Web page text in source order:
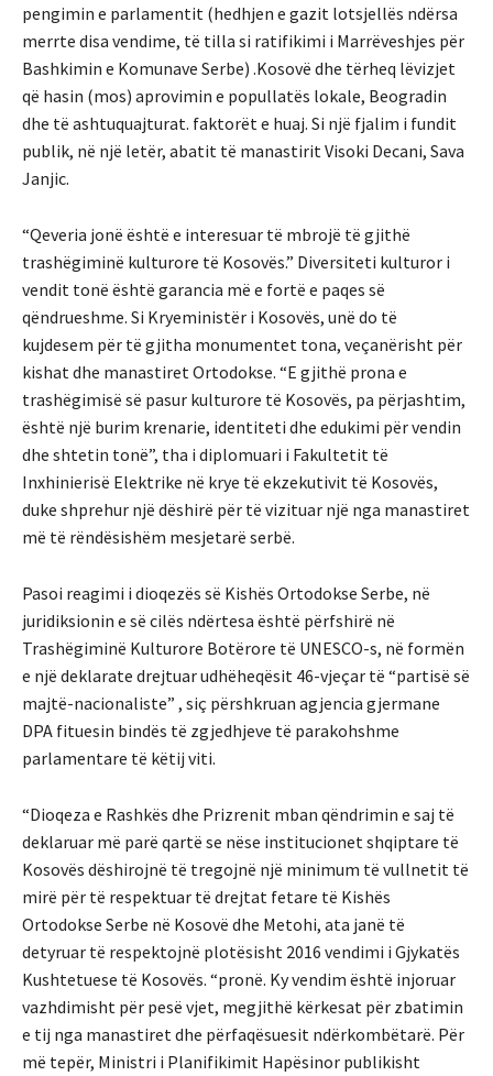
pengimin e parlamentit (hedhjen e gazit lotsjellës ndërsa
merrte disa vendime, të tilla si ratifikimi i Marrëveshjes për
Bashkimin e Komunave Serbe) .Kosovë dhe tërheq lëvizjet
që hasin (mos) aprovimin e popullatës lokale, Beogradin
dhe të ashtuquajturat. faktorët e huaj. Si një fjalim i fundit
publik, në një letër, abatit të manastirit Visoki Decani, Sava
Janjic.
“Qeveria jonë është e interesuar të mbrojë të gjithë
trashëgiminë kulturore të Kosovës.” Diversiteti kulturor i
vendit tonë është garancia më e fortë e paqes së
qëndrueshme. Si Kryeministër i Kosovës, unë do të
kujdesem për të gjitha monumentet tona, veçanërisht për
kishat dhe manastiret Ortodokse. “E gjithë prona e
trashëgimisë së pasur kulturore të Kosovës, pa përjashtim,
është një burim krenarie, identiteti dhe edukimi për vendin
dhe shtetin tonë”, tha i diplomuari i Fakultetit të
Inxhinierisë Elektrike në krye të ekzekutivit të Kosovës,
duke shprehur një dëshirë për të vizituar një nga manastiret
më të rëndësishëm mesjetarë serbë.
Pasoi reagimi i dioqezës së Kishës Ortodokse Serbe, në
juridiksionin e së cilës ndërtesa është përfshirë në
Trashëgiminë Kulturore Botërore të UNESCO-s, në formën
e një deklarate drejtuar udhëheqësit 46-vjeçar të “partisë së
majtë-nacionaliste” , siç përshkruan agjencia gjermane
DPA fituesin bindës të zgjedhjeve të parakohshme
parlamentare të këtij viti.
“Dioqeza e Rashkës dhe Prizrenit mban qëndrimin e saj të
deklaruar më parë qartë se nëse institucionet shqiptare të
Kosovës dëshirojnë të tregojnë një minimum të vullnetit të
mirë për të respektuar të drejtat fetare të Kishës
Ortodokse Serbe në Kosovë dhe Metohi, ata janë të
detyruar të respektojnë plotësisht 2016 vendimi i Gjykatës
Kushtetuese të Kosovës. “pronë. Ky vendim është injoruar
vazhdimisht për pesë vjet, megjithë kërkesat për zbatimin
e tij nga manastiret dhe përfaqësuesit ndërkombëtarë. Për
më tepër, Ministri i Planifikimit Hapësinor publikisht